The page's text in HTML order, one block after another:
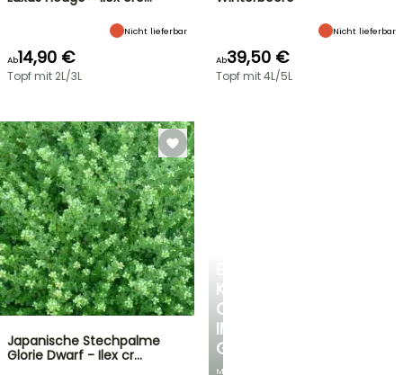
KÜHLE
OASE
IM
GARTEN
Mit
Nicht lieferbar
Ab14,90 €
Topf mit 2L/3L
Nicht lieferbar
Ab39,50 €
Topf mit 4L/5L
Japanische Stechpalme
Glorie Dwarf - Ilex cr…